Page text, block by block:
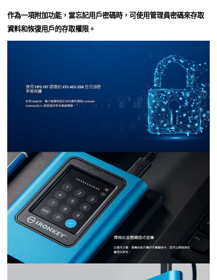
作為一項附加功能，當忘記用戶密碼時，可使用管理員密碼來存取
資料和恢復用戶的存取權限。